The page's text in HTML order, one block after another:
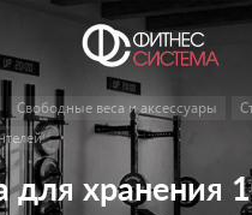
Свободные веса и аксессуары
для хранения